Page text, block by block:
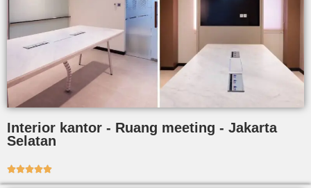
Interior kantor - Ruang meeting - Jakarta
Selatan
